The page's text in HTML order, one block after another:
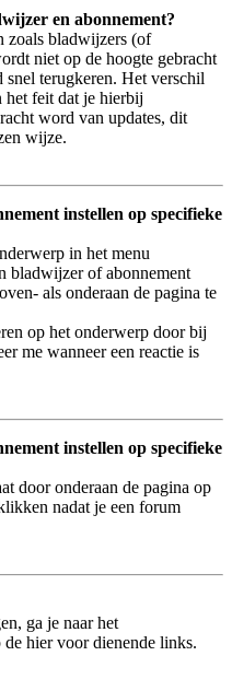
en abonnement?
bladwijzers (of
niet op de hoogte gebracht
snel terugkeren. Het verschil
het feit dat je hierbij
word van updates, dit
wijze.
instellen op specifieke
in het menu
bladwijzer of abonnement
als onderaan de pagina te
op het onderwerp door bij
me wanneer een reactie is
instellen op specifieke
door onderaan de pagina op
nadat je een forum
ga je naar het
hier voor dienende links.